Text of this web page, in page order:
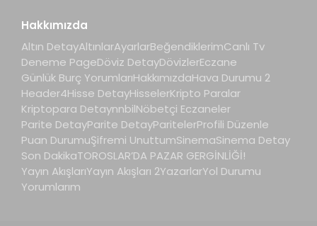
Hakkımızda
Altın DetayAltınlarAyarlarBeğendiklerimCanlı Tv
Deneme PageDöviz DetayDövizlerEczane
Günlük Burç YorumlarıHakkımızdaHava Durumu 2
Header4Hisse DetayHisselerKripto Paralar
Kriptopara DetaynnbilNöbetçi Eczaneler
Parite DetayParite DetayParitelerProfili Düzenle
Puan DurumuŞifremi UnuttumSinemaSinema Detay
Son DakikaTOROSLAR’DA PAZAR GERGİNLİĞİ!
Yayın AkışlarıYayın Akışları 2YazarlarYol Durumu
Yorumlarım